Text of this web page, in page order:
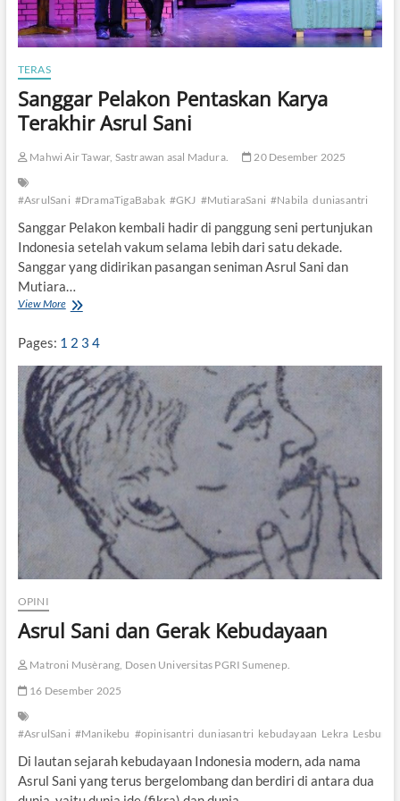
TERAS
Sanggar Pelakon Pentaskan Karya
Terakhir Asrul Sani
Mahwi Air Tawar, Sastrawan asal Madura. 20 Desember 2025
#AsrulSani #DramaTigaBabak #GKJ #MutiaraSani #Nabila duniasantri
Sanggar Pelakon kembali hadir di panggung seni pertunjukan
Indonesia setelah vakum selama lebih dari satu dekade.
Sanggar yang didirikan pasangan seniman Asrul Sani dan
Mutiara…
View MoreS
g
g
a
r
P
e
l
a
k
o
t
K
a
a
e
r
Pages: 1 2 3 4
OPINI
Asrul Sani dan Gerak Kebudayaan
Matroni Musèrang, Dosen Universitas PGRI Sumenep.
16 Desember 2025
#AsrulSani #Manikebu #opinisantri duniasantri kebudayaan Lekra Lesbumi
Di lautan sejarah kebudayaan Indonesia modern, ada nama
Asrul Sani yang terus bergelombang dan berdiri di antara dua